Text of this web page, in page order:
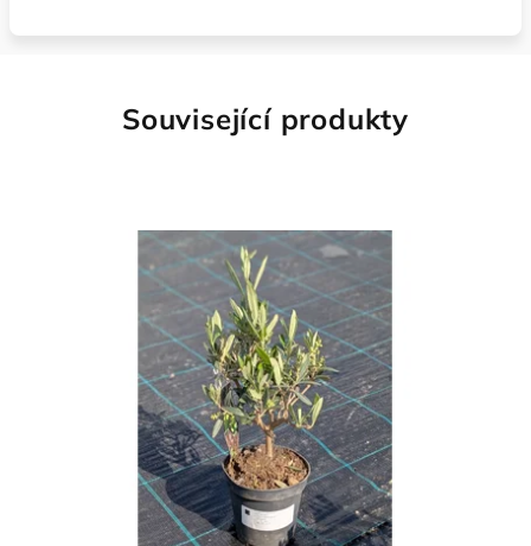
Související produkty